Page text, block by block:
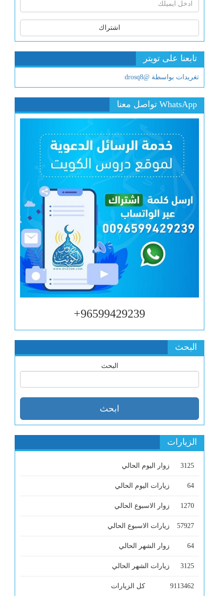
اشتراك
تابعنا على تويتر
تغريدات بواسطة @drosq8
WhatsApp تواصل معنا
96599429239+
البحث
البحث
الزيارات
3125 زوار اليوم الحالي
64 زيارات اليوم الحالي
1270 زوار الاسبوع الحالي
57927 زيارات الاسبوع الحالي
64 زوار الشهر الحالي
3125 زيارات الشهر الحالي
9113462 كل الزيارات